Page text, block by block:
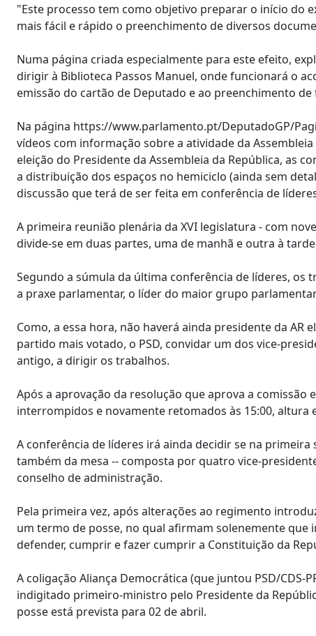
"Este processo tem como objetivo preparar o início do
mais fácil e rápido o preenchimento de diversos
Numa página criada especialmente para este efeito,
dirigir à Biblioteca Passos Manuel, onde funcionará o
emissão do cartão de Deputado e ao preenchimento
Na página https://www.parlamento.pt/DeputadoGP/
vídeos com informação sobre a atividade da
eleição do Presidente da Assembleia da República, as
a distribuição dos espaços no hemiciclo (ainda sem
discussão que terá de ser feita em conferência de
A primeira reunião plenária da XVI legislatura - com
divide-se em duas partes, uma de manhã e outra à
Segundo a súmula da última conferência de líderes, os
a praxe parlamentar, o líder do maior grupo
Como, a essa hora, não haverá ainda presidente da
partido mais votado, o PSD, convidar um dos vice-
antigo, a dirigir os trabalhos.
Após a aprovação da resolução que aprova a
interrompidos e novamente retomados às 15:00,
A conferência de líderes irá ainda decidir se na
também da mesa -- composta por quatro vice-
conselho de administração.
Pela primeira vez, após alterações ao regimento
um termo de posse, no qual afirmam solenemente
defender, cumprir e fazer cumprir a Constituição da
A coligação Aliança Democrática (que juntou PSD/CDS-
indigitado primeiro-ministro pelo Presidente da
posse está prevista para 02 de abril.